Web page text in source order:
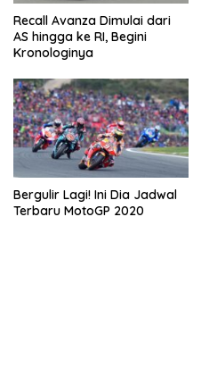
Recall Avanza Dimulai dari
AS hingga ke RI, Begini
Kronologinya
Bergulir Lagi! Ini Dia Jadwal
Terbaru MotoGP 2020